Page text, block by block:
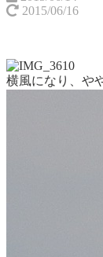
2015/06/16
横風になり、や